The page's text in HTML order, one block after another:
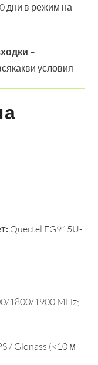
дни в режим на
–
условия
Quectel EG915U-
1800/1900 MHz;
/ Glonass (<10 м